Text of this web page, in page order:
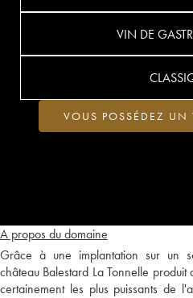
A propos du domaine
Grâce à une implantation sur un
château Balestard La Tonnelle
certainement les plus puissants de
VIN DE
VOUS POSSÉDEZ